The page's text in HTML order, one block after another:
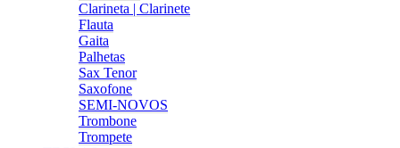
Clarineta | Clarinete
Flauta
Gaita
Palhetas
Sax Tenor
Saxofone
SEMI-NOVOS
Trombone
Trompete